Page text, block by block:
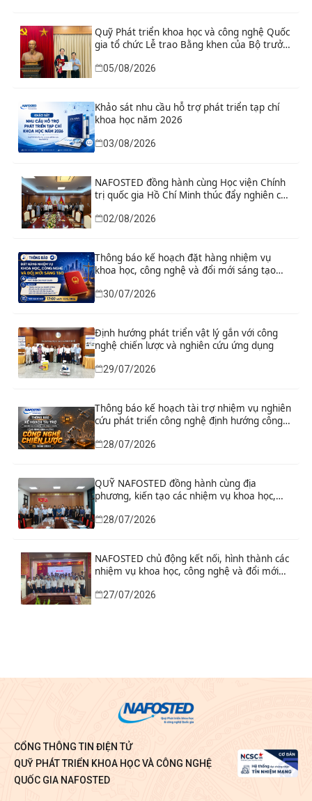
Quỹ Phát triển khoa học và công nghệ Quốc
gia tổ chức Lễ trao Bằng khen của Bộ trưởng
nhân có thành tích xuất sắc
05/08/2026
Khảo sát nhu cầu hỗ trợ phát triển tạp chí
khoa học năm 2026
03/08/2026
NAFOSTED đồng hành cùng Học viện Chính
trị quốc gia Hồ Chí Minh thúc đẩy nghiên cứu
02/08/2026
Thông báo kế hoạch đặt hàng nhiệm vụ
khoa học, công nghệ và đổi mới sáng tạo
“Nghiên cứu khoa học tổng kết thi hành, đề
xuất sửa đổi, bổ sung toàn diện Hiến pháp
30/07/2026
Định hướng phát triển vật lý gắn với công
nghệ chiến lược và nghiên cứu ứng dụng
29/07/2026
Thông báo kế hoạch tài trợ nhiệm vụ nghiên
cứu phát triển công nghệ định hướng công
nghệ chiến lược năm 2026
28/07/2026
QUỸ NAFOSTED đồng hành cùng địa
phương, kiến tạo các nhiệm vụ khoa học,
phát triển thực tiễn
28/07/2026
NAFOSTED chủ động kết nối, hình thành các
nhiệm vụ khoa học, công nghệ và đổi mới
Bình
27/07/2026
CỔNG THÔNG TIN ĐIỆN TỬ
QUỸ PHÁT TRIỂN KHOA HỌC VÀ CÔNG NGHỆ
QUỐC GIA NAFOSTED